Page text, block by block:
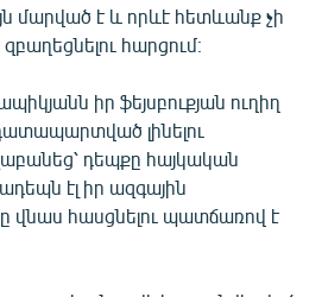
մարված է և որևէ հետևանք չի
հարցում։
իր ֆեյսբուքյան ուղիղ
լինելու
դեպքը հայկական
էլ իր ազգային
հասցնելու պատճառով է